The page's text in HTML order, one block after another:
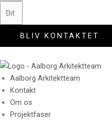
BLIV KONTAKTET
Aalborg Arkitektteam
Kontakt
Om os
Projektfaser